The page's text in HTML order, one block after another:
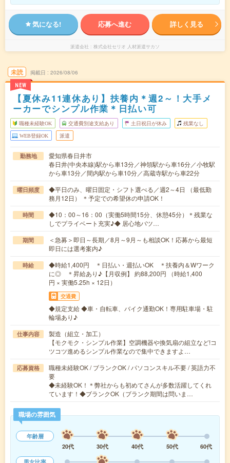
気になる! 応募へ進む 詳しく見る
派遣会社 株式会社セリオ 人材派遣サカソ
未読
NEW
掲載日 2026/08/06
【夏休み11連休あり】扶養内＊週2～！大手メ
ーカーでシンプル作業＊日払い可
職種未経験OK 交通費別途支給あり 土日祝日が休み 残業なし
WEB登録OK 派遣
勤務地
愛知県春日井市
春日井(中央本線)駅から車13分／神領駅から車16分／小牧駅
から車13分／間内駅から車10分／高蔵寺駅から車22分
曜日頻度
◆平日のみ、曜日固定・シフト選べる／週2～4日 （最低勤
務月12日） ＊予定での希望休の申請OK！
時間
◆10：00～16：00（実働5時間15分、休憩45分）＊残業な
しでプライベート充実♪◆ 居心地バツ…
期間
＜急募＞即日～長期／8月～9月～も相談OK！応募から最短
即日には選考案内♪
時給
◆時給1,400円 ＊日払い・週払いOK ＊扶養内＆Wワーク
に◎ ＊昇給あり♪【月収例】 約88,200円 （時給1,400
円 × 実働5.25h × 12日）
交通費
◆規定支給 ◆車・自転車、バイク通勤OK！専用駐車場・駐
輪場あり♪
仕事内容
製造（組立・加工）
【モクモク・シンプル作業】空調機器や換気扇の組立など!コ
ツコツ進めるシンプル作業なので集中できますよ…
応募資格
職種未経験OK / ブランクOK / パソコンスキル不要 / 英語力不
要
◆未経験OK！＊弊社からも初めてさんが多数活躍してくれ
ています！◆ブランクOK（ブランク期間は問いま…
職場の雰囲気
年齢層
20代
30代 40代 50代
60代